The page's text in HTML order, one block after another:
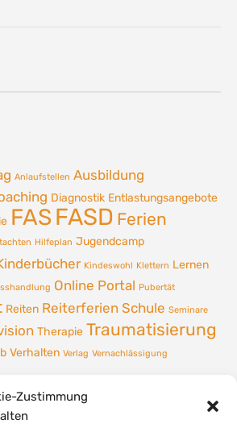
Zustimmung
Anlaufstellen Ausbildung
Diagnostik Entlastungsangebote
FASFASD Ferien
Hilfeplan Jugendcamp
Kindeswohl Klettern Lernen
Online Portal Pubertät
Reiten Reiterferien Schule Seminare
Therapie Traumatisierung
Verhalten Verlag Vernachlässigung